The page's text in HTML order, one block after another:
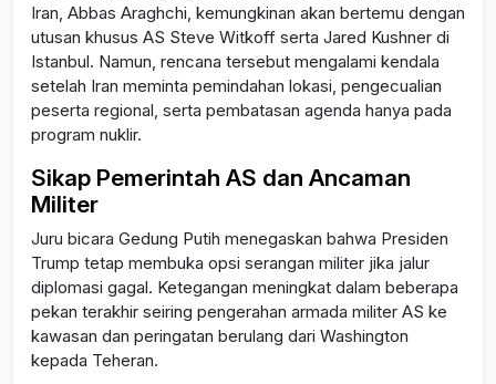
Iran, Abbas Araghchi, kemungkinan akan bertemu dengan
utusan khusus AS Steve Witkoff serta Jared Kushner di
Istanbul. Namun, rencana tersebut mengalami kendala
setelah Iran meminta pemindahan lokasi, pengecualian
peserta regional, serta pembatasan agenda hanya pada
program nuklir.
Sikap Pemerintah AS dan Ancaman
Militer
Juru bicara Gedung Putih menegaskan bahwa Presiden
Trump tetap membuka opsi serangan militer jika jalur
diplomasi gagal. Ketegangan meningkat dalam beberapa
pekan terakhir seiring pengerahan armada militer AS ke
kawasan dan peringatan berulang dari Washington
kepada Teheran.